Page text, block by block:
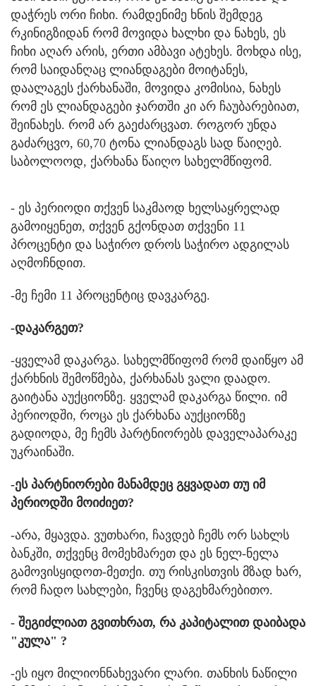
დაჭრეს ორი ჩიხი. რამდენიმე ხნის შემდეგ
რკინიგზიდან რომ მოვიდა ხალხი და ნახეს, ეს
ჩიხი აღარ არის, ერთი ამბავი ატეხეს. მოხდა ისე,
რომ საიდანღაც ლიანდაგები მოიტანეს,
დაალაგეს ქარხანაში, მოვიდა კომისია, ნახეს
რომ ეს ლიანდაგები ჯართში კი არ ჩაუბარებიათ,
შეინახეს. რომ არ გაეძარცვათ. როგორ უნდა
გაძარცვო, 60,70 ტონა ლიანდაგს სად წაიღებ.
საბოლოოდ, ქარხანა წაიღო სახელმწიფომ.
- ეს პერიოდი თქვენ საკმაოდ ხელსაყრელად
გამოიყენეთ, თქვენ გქონდათ თქვენი 11
პროცენტი და საჭირო დროს საჭირო ადგილას
აღმოჩნდით.
-მე ჩემი 11 პროცენტიც დავკარგე.
-დაკარგეთ?
-ყველამ დაკარგა. სახელმწიფომ რომ დაიწყო ამ
ქარხნის შემოწმება, ქარხანას ვალი დაადო.
გაიტანა აუქციონზე. ყველამ დაკარგა წილი. იმ
პერიოდში, როცა ეს ქარხანა აუქციონზე
გადიოდა, მე ჩემს პარტნიორებს დაველაპარაკე
უკრაინაში.
-ეს პარტნიორები მანამდეც გყვადათ თუ იმ
პერიოდში მოიძიეთ?
-არა, მყავდა. ვუთხარი, ჩავდებ ჩემს ორ სახლს
ბანკში, თქვენც მომეხმარეთ და ეს ნელ-ნელა
გამოვისყიდოთ-მეთქი. თუ რისკისთვის მზად ხარ,
რომ ჩადო სახლები, ჩვენც დაგეხმარებითო.
- შეგიძლიათ გვითხრათ, რა კაპიტალით დაიბადა
"კულა" ?
-ეს იყო მილიონნახევარი ლარი. თანხის ნაწილი